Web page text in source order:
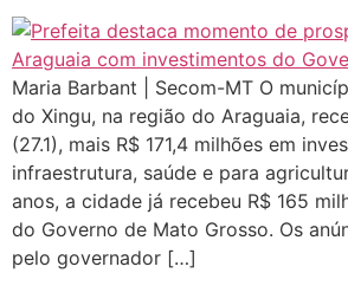
Maria Barbant | Secom-MT O
do Xingu, na região do Araguaia,
(27.1), mais R$ 171,4 milhões em
infraestrutura, saúde e para
anos, a cidade já recebeu R$ 165
do Governo de Mato Grosso. Os
pelo governador […]